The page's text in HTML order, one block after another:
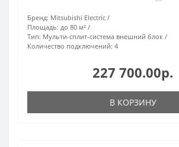
Бренд: Mitsubishi Electric
Площадь: до 80 м²
Тип: Мульти-сплит-система внешний блок
Количество подключений: 4
227 700.00р.
В КОРЗИНУ